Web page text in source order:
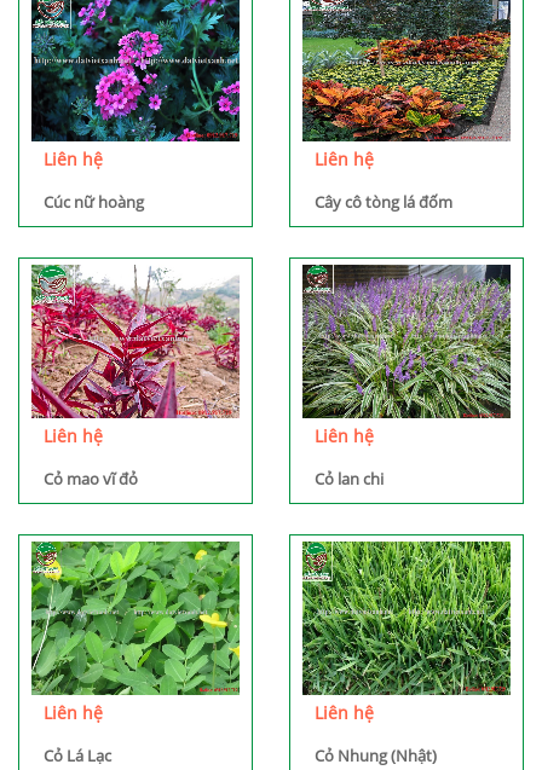
Liên hệ
Cúc nữ hoàng
Liên hệ
Cây cô tòng lá đốm
Liên hệ
Cỏ mao vĩ đỏ
Liên hệ
Cỏ lan chi
Liên hệ
Cỏ Lá Lạc
Liên hệ
Cỏ Nhung (Nhật)